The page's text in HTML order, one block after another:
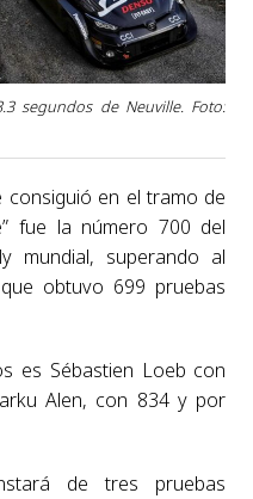
segundos de Neuville. Foto:
en el tramo de
fue la número 700 del
mundial, superando al
obtuvo 699 pruebas
es Sébastien Loeb con
Alen, con 834 y por
de tres pruebas